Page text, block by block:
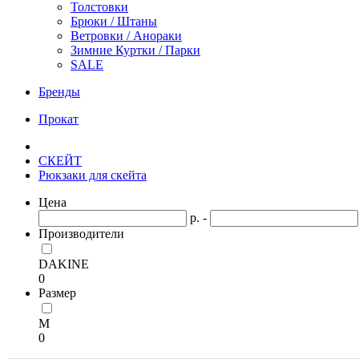
Толстовки
Брюки / Штаны
Ветровки / Анораки
Зимние Куртки / Парки
SALE
Бренды
Прокат
СКЕЙТ
Рюкзаки для скейта
Цена
р. -
Производители
DAKINE
0
Размер
M
0